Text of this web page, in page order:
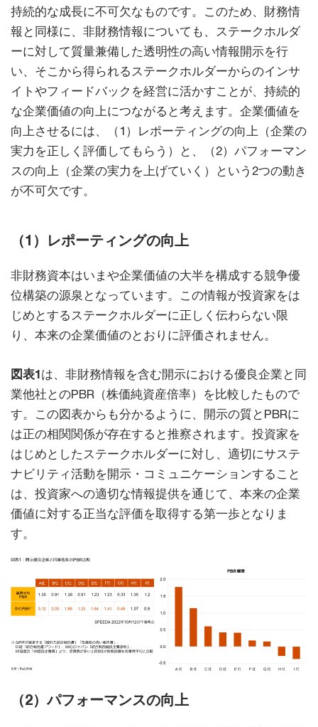
持続的な成長に不可欠なものです。このため、財務情
報と同様に、非財務情報についても、ステークホルダ
ーに対して質量兼備した透明性の高い情報開示を行
い、そこから得られるステークホルダーからのインサ
イトやフィードバックを経営に活かすことが、持続的
な企業価値の向上につながると考えます。企業価値を
向上させるには、（1）レポーティングの向上（企業の
実力を正しく評価してもらう）と、（2）パフォーマン
スの向上（企業の実力を上げていく）という2つの動き
が不可欠です。
（1）レポーティングの向上
非財務資本はいまや企業価値の大半を構成する競争優
位構築の源泉となっています。この情報が投資家をは
じめとするステークホルダーに正しく伝わらない限
り、本来の企業価値のとおりに評価されません。
図表1は、非財務情報を含む開示における優良企業と同
業他社とのPBR（株価純資産倍率）を比較したもので
す。この図表からも分かるように、開示の質とPBRに
は正の相関関係が存在すると推察されます。投資家を
はじめとしたステークホルダーに対し、適切にサステ
ナビリティ活動を開示・コミュニケーションすること
は、投資家への適切な情報提供を通じて、本来の企業
価値に対する正当な評価を取得する第一歩となりま
す。
（2）パフォーマンスの向上